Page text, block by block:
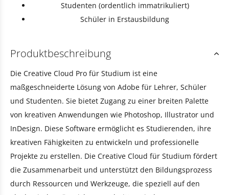
Studenten (ordentlich immatrikuliert)
Schüler in Erstausbildung
Produktbeschreibung
Die Creative Cloud Pro für Studium ist eine
maßgeschneiderte Lösung von Adobe für Lehrer, Schüler
und Studenten. Sie bietet Zugang zu einer breiten Palette
von kreativen Anwendungen wie Photoshop, Illustrator und
InDesign. Diese Software ermöglicht es Studierenden, ihre
kreativen Fähigkeiten zu entwickeln und professionelle
Projekte zu erstellen. Die Creative Cloud für Studium fördert
die Zusammenarbeit und unterstützt den Bildungsprozess
durch Ressourcen und Werkzeuge, die speziell auf den